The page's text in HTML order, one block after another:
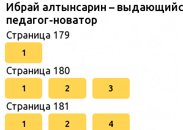
Ибрай алтынсарин –
педагог-новатор
Страница 179
1
Страница 180
1 2 3
Страница 181
1 2 4